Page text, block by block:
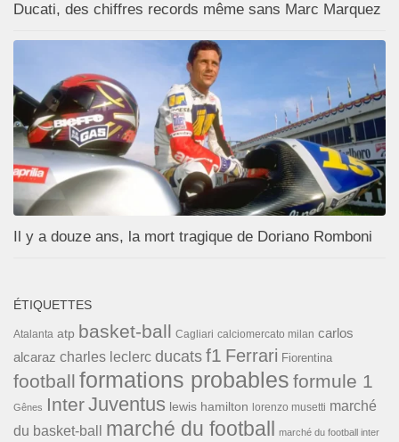
Ducati, des chiffres records même sans Marc Marquez
Il y a douze ans, la mort tragique de Doriano Romboni
ÉTIQUETTES
Atalanta atp basket-ball Cagliari calciomercato milan carlos
alcaraz charles leclerc ducats f1 Ferrari Fiorentina
football formations probables formule 1
Gênes InterJuventus lewis hamilton lorenzo musetti marché
du basket-ball
marché du football marché du football inter